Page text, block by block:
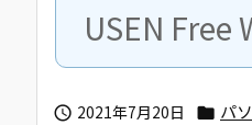
USEN Free
 2021年7月20日  パ